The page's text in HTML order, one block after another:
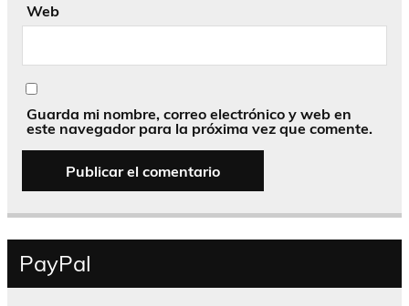
Web
Guarda mi nombre, correo electrónico y web en
este navegador para la próxima vez que comente.
PayPal